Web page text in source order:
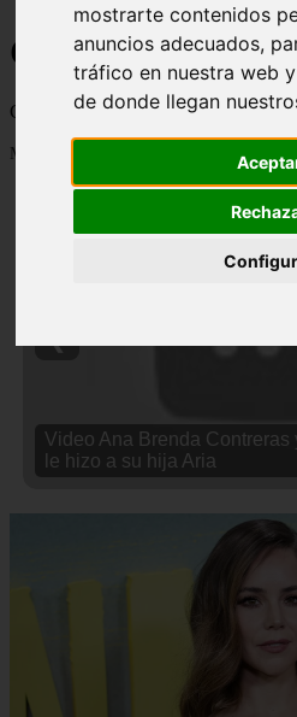
mostrarte contenidos
anuncios adecuados,
tráfico en nuestra web
de donde llegan
Curiosidades y
Cosas curiosas, curiosidades, noticias
Mostrando 1 - 24 de 2838 artículos
Video Ana Brenda Contreras
le hizo a su hija Aria